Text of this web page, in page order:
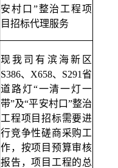
安村口”整治工程项
目招标代理服务
现我司有滨海新区
S386、X658、S291省
道路灯“一清一灯一
带”及“平安村口”整治
工程项 目 招标需要进
行竞争性磋商采购工
作，按项目预算审核
报告，项目工程的总